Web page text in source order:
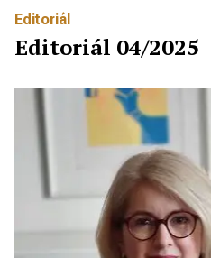
Editoriál
Editoriál 04/2025